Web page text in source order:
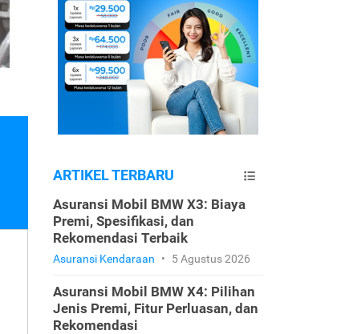
ARTIKEL TERBARU
Asuransi Mobil BMW X3: Biaya
Premi, Spesifikasi, dan
Rekomendasi Terbaik
Asuransi Kendaraan • 5 Agustus 2026
Asuransi Mobil BMW X4: Pilihan
Jenis Premi, Fitur Perluasan, dan
Rekomendasi